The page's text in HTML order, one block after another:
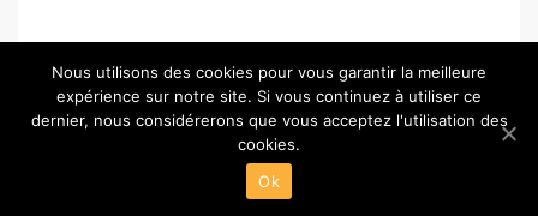
© Copyright 2026 –
Powered by
Nous utilisons des cookies pour vous garantir la meilleure
expérience sur notre site. Si vous continuez à utiliser ce
dernier, nous considérerons que vous acceptez l'utilisation des
cookies.
Ok